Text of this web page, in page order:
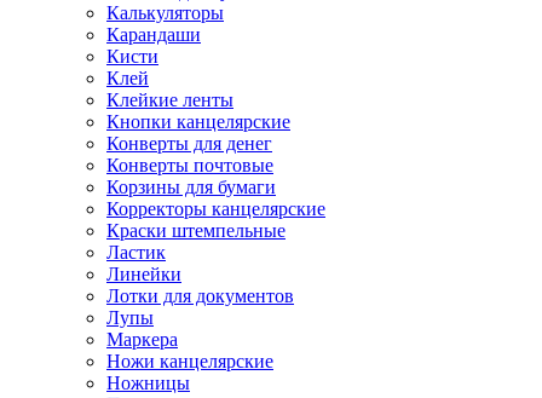
Калькуляторы
Карандаши
Кисти
Клей
Клейкие ленты
Кнопки канцелярские
Конверты для денег
Конверты почтовые
Корзины для бумаги
Корректоры канцелярские
Краски штемпельные
Ластик
Линейки
Лотки для документов
Лупы
Маркера
Ножи канцелярские
Ножницы